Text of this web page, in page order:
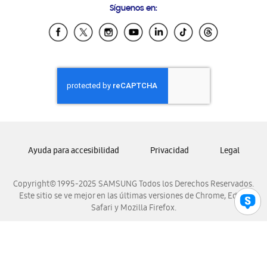
Samsung Ecuador
Samsung El Salvador
Samsung Honduras
Samsung Nicaragua
Samsung Panamá
Samsung Venezuela
Síguenos en:
Copyright© 1995-2025 SAMSUNG Todos los Derechos Reservados.
Este sitio se ve mejor en las últimas versiones de Chrome, Edge,
Safari y Mozilla Firefox.
Ayuda para accesibilidad Privacidad Legal